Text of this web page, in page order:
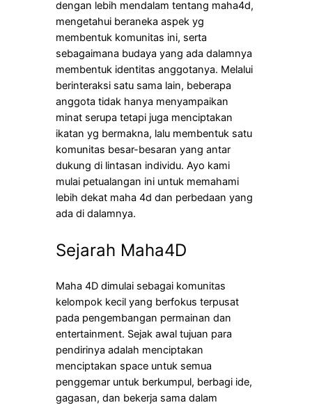
dengan lebih mendalam tentang maha4d,
mengetahui beraneka aspek yg
membentuk komunitas ini, serta
sebagaimana budaya yang ada dalamnya
membentuk identitas anggotanya. Melalui
berinteraksi satu sama lain, beberapa
anggota tidak hanya menyampaikan
minat serupa tetapi juga menciptakan
ikatan yg bermakna, lalu membentuk satu
komunitas besar-besaran yang antar
dukung di lintasan individu. Ayo kami
mulai petualangan ini untuk memahami
lebih dekat maha 4d dan perbedaan yang
ada di dalamnya.
Sejarah Maha4D
Maha 4D dimulai sebagai komunitas
kelompok kecil yang berfokus terpusat
pada pengembangan permainan dan
entertainment. Sejak awal tujuan para
pendirinya adalah menciptakan
menciptakan space untuk semua
penggemar untuk berkumpul, berbagi ide,
gagasan, dan bekerja sama dalam